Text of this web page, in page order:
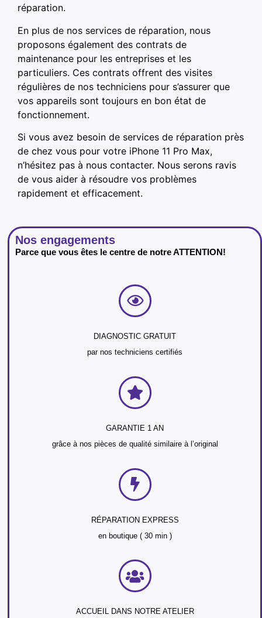
réparation.
En plus de nos services de réparation, nous
proposons également des contrats de
maintenance pour les entreprises et les
particuliers. Ces contrats offrent des visites
régulières de nos techniciens pour s’assurer que
vos appareils sont toujours en bon état de
fonctionnement.
Si vous avez besoin de services de réparation près
de chez vous pour votre iPhone 11 Pro Max,
n’hésitez pas à nous contacter. Nous serons ravis
de vous aider à résoudre vos problèmes
rapidement et efficacement.
Nos engagements
Parce que vous êtes le centre de notre ATTENTION!
DIAGNOSTIC GRATUIT
par nos techniciens certifiés
GARANTIE 1 AN
grâce à nos pièces de qualité similaire à l’original
RÉPARATION EXPRESS
en boutique ( 30 min )
ACCUEIL DANS NOTRE ATELIER